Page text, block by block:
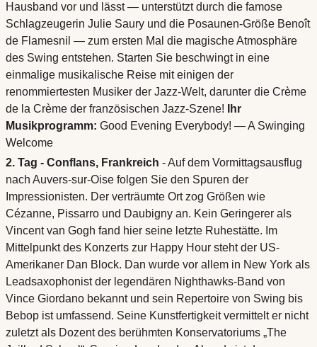
Hausband vor und lässt — unterstützt durch die famose
Schlagzeugerin Julie Saury und die Posaunen-Größe Benoît
de Flamesnil — zum ersten Mal die magische Atmosphäre
des Swing entstehen. Starten Sie beschwingt in eine
einmalige musikalische Reise mit einigen der
renommiertesten Musiker der Jazz-Welt, darunter die Crème
de la Crème der französischen Jazz-Szene!
Ihr
Musikprogramm: Good Evening Everybody! — A Swinging
Welcome
2. Tag - Conflans, Frankreich - Auf dem Vormittagsausflug
nach Auvers-sur-Oise folgen Sie den Spuren der
Impressionisten. Der verträumte Ort zog Größen wie
Cézanne, Pissarro und Daubigny an. Kein Geringerer als
Vincent van Gogh fand hier seine letzte Ruhestätte. Im
Mittelpunkt des Konzerts zur Happy Hour steht der US-
Amerikaner Dan Block. Dan wurde vor allem in New York als
Leadsaxophonist der legendären Nighthawks-Band von
Vince Giordano bekannt und sein Repertoire von Swing bis
Bebop ist umfassend. Seine Kunstfertigkeit vermittelt er nicht
zuletzt als Dozent des berühmten Konservatoriums „The